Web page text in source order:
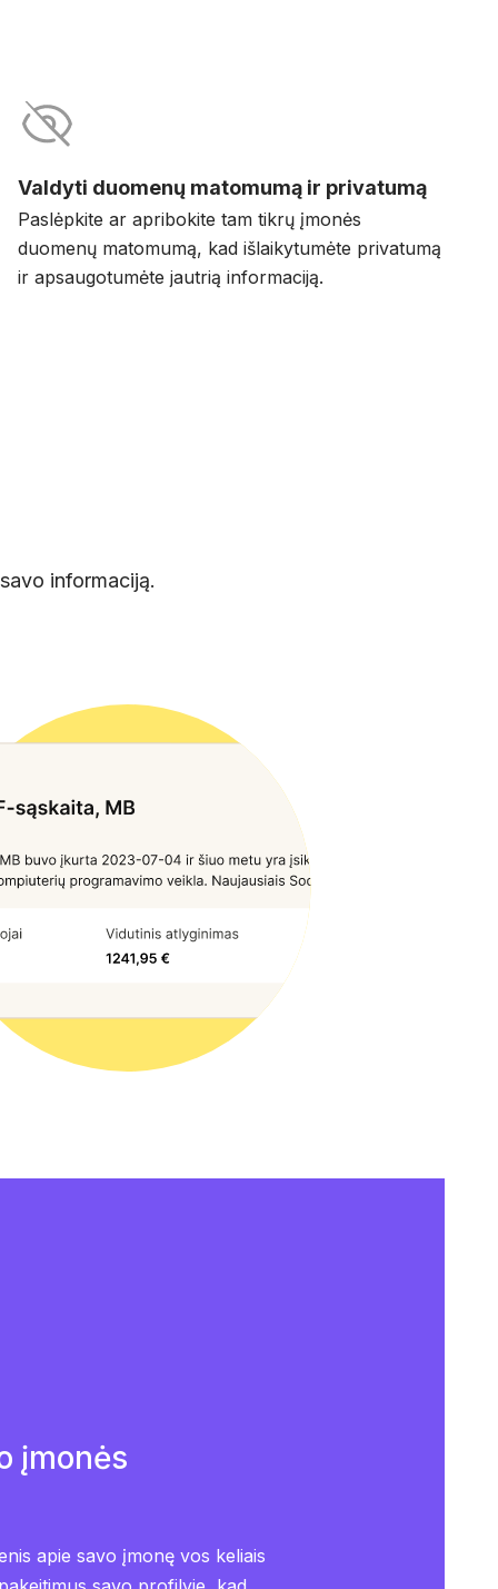
Valdyti duomenų matomumą ir privatumą
Paslėpkite ar apribokite tam tikrų įmonės
duomenų matomumą, kad išlaikytumėte privatumą
ir apsaugotumėte jautrią informaciją.
informaciją.
įmonės
apie savo įmonę vos keliais